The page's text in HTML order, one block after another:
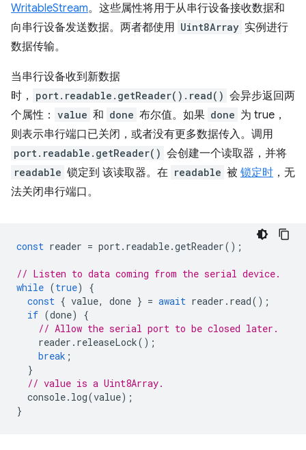
WritableStream。这些属性将用于从串行设备接收数据和
向串行设备发送数据。两者都使用 Uint8Array 实例进行
数据传输。
当串行设备收到新数据
时，
port.readable.getReader().read() 会异步返回两
个属性： value 和 done 布尔值。如果 done 为 true，
则表示串行端口已关闭，或者没有更多数据传入。调用
port.readable.getReader() 会创建一个读取器，并将
readable 锁定到 该读取器。在 readable 被 锁定时 ，无
法关闭串行端口。
const reader = port. readable.getReader();
// Listen to data coming from the serial device.
while (true)
{
const { value, done } = await reader . read();
if (done)
{
// Allow the serial port to be closed later.
reader . releaseLock();
break ;
}
// value is a Uint8Array.
console. log(value);
}